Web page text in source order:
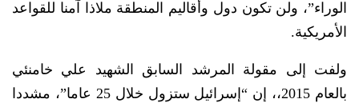
الوراء”، ولن تكون دول وأقاليم المنطقة ملاذا آمنا للقواعد
الأمريكية.
ولفت إلى مقولة المرشد السابق الشهيد علي خامنئي
بالعام 2015،، إن “إسرائيل ستزول خلال 25 عاما”، مشددا